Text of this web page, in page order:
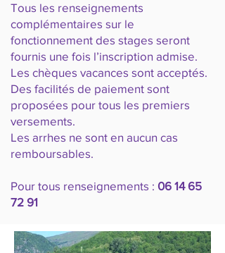
Tous les renseignements
complémentaires sur le
fonctionnement des stages seront
fournis une fois l’inscription admise.
Les chèques vacances sont acceptés.
Des facilités de paiement sont
proposées pour tous les premiers
versements.
Les arrhes ne sont en aucun cas
remboursables.
Pour tous renseignements : 06 14 65
72 91